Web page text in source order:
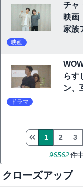
チャ
映画
家族
映画
らす
ン、
ドラマ
96562件
1 2 3
クローズアップ